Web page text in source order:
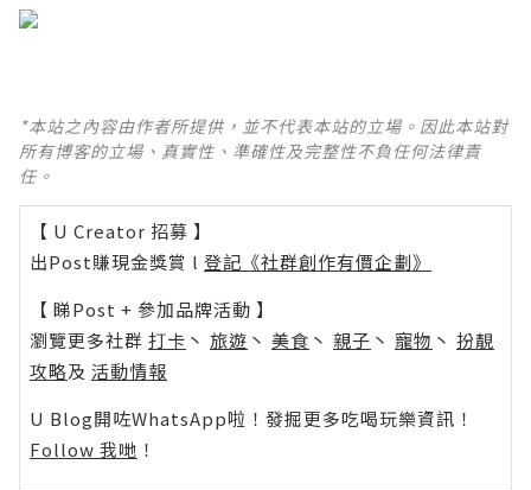
*本站之內容由作者所提供，並不代表本站的立場。因此本站對
所有博客的立場、真實性、準確性及完整性不負任何法律責
任。
【 U Creator 招募 】
出Post賺現金獎賞 l 登記《社群創作有價企劃》
【 睇Post + 參加品牌活動 】
瀏覽更多社群 打卡 丶 旅遊 丶 美食 丶 親子 丶 寵物 丶 扮靚
攻略及 活動情報
U Blog開咗WhatsApp啦！發掘更多吃喝玩樂資訊！
Follow 我哋 ！